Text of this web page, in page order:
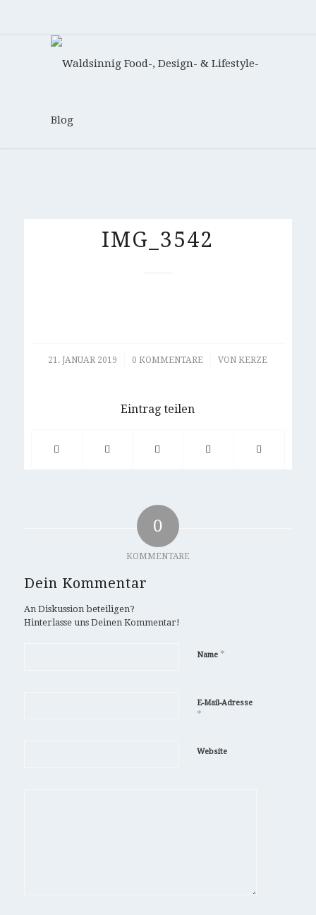
IMG_3542
21. JANUAR 2019
/ 0 KOMMENTARE
/ VONKERZE
Eintrag teilen
0
KOMMENTARE
Dein Kommentar
An Diskussion beteiligen?
Hinterlasse uns Deinen Kommentar!
Name *
E-Mail-Adresse
*
Website